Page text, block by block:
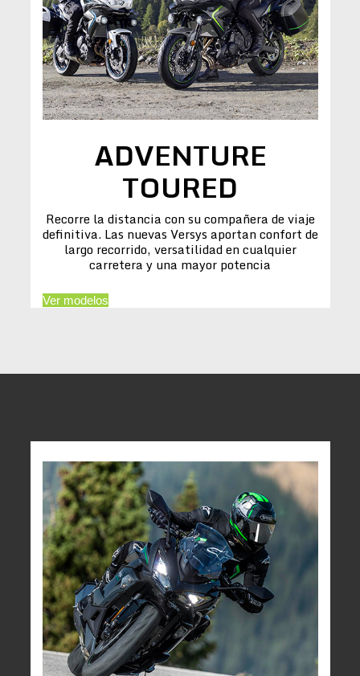
ADVENTURE
TOURED
Recorre la distancia con su compañera de viaje
definitiva. Las nuevas Versys aportan confort de
largo recorrido, versatilidad en cualquier
carretera y una mayor potencia
Ver modelos